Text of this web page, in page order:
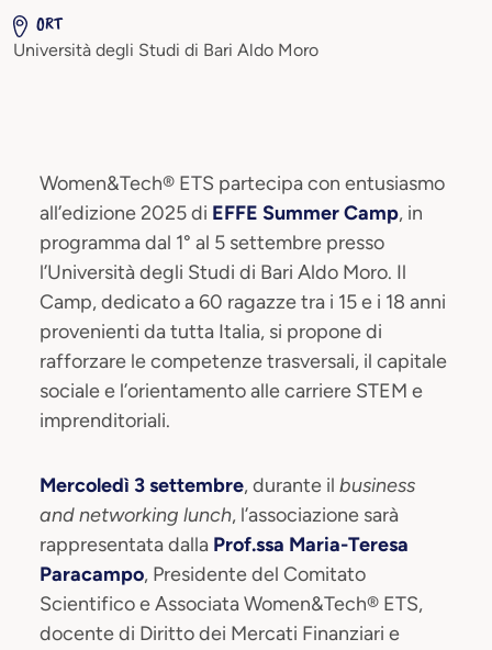
ORT
Università degli Studi di Bari Aldo Moro
Women&Tech® ETS partecipa con entusiasmo
all’edizione 2025 di EFFE Summer Camp, in
programma dal 1° al 5 settembre presso
l’Università degli Studi di Bari Aldo Moro. Il
Camp, dedicato a 60 ragazze tra i 15 e i 18 anni
provenienti da tutta Italia, si propone di
rafforzare le competenze trasversali, il capitale
sociale e l’orientamento alle carriere STEM e
imprenditoriali.
Mercoledì 3 settembre, durante il business
and networking lunch, l’associazione sarà
rappresentata dalla Prof.ssa Maria-Teresa
Paracampo, Presidente del Comitato
Scientifico e Associata Women&Tech® ETS,
docente di Diritto dei Mercati Finanziari e